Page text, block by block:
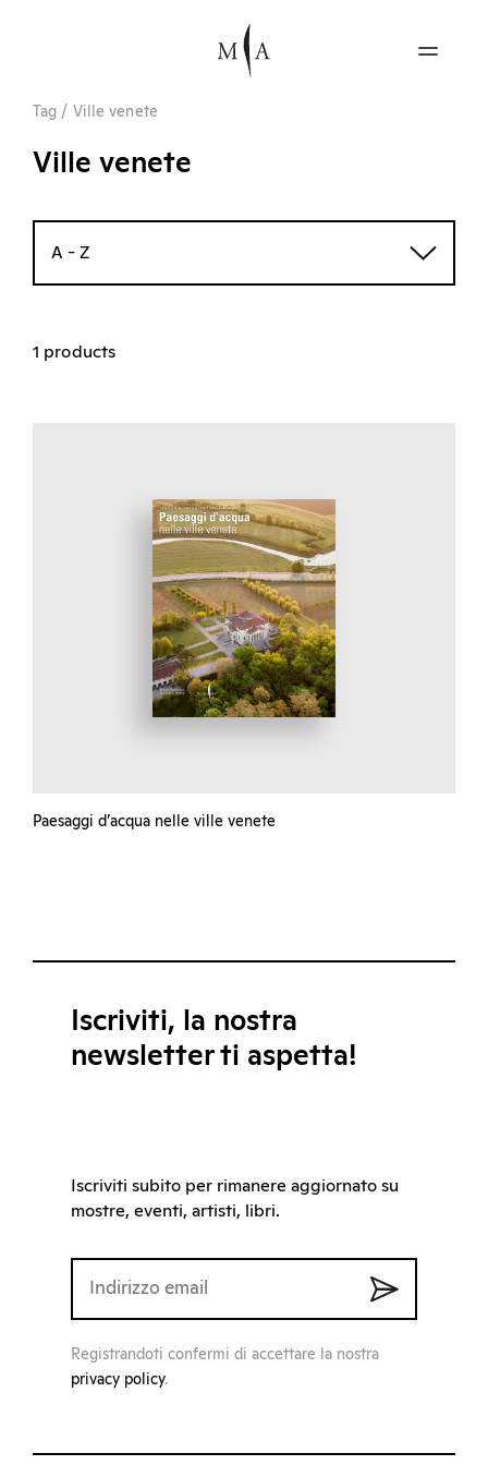
Tag / Ville venete
Ville venete
A - Z
1 products
Paesaggi d’acqua nelle ville venete
Iscriviti, la nostra
newsletter ti aspetta!
Iscriviti subito per rimanere aggiornato su
mostre, eventi, artisti, libri.
Registrandoti confermi di accettare la nostra
privacy policy.